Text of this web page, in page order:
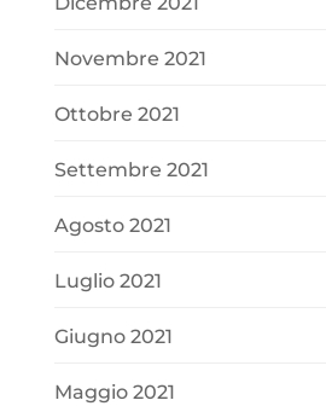
Novembre 2021
Ottobre 2021
Settembre 2021
Agosto 2021
Luglio 2021
Giugno 2021
Maggio 2021